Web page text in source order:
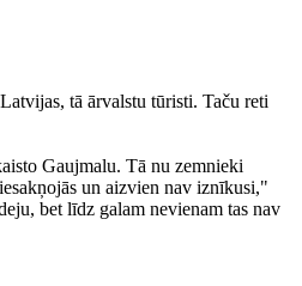
tā ārvalstu tūristi. Taču reti
Gaujmalu. Tā nu zemnieki
un aizvien nav iznīkusi,"
bet līdz galam nevienam tas nav